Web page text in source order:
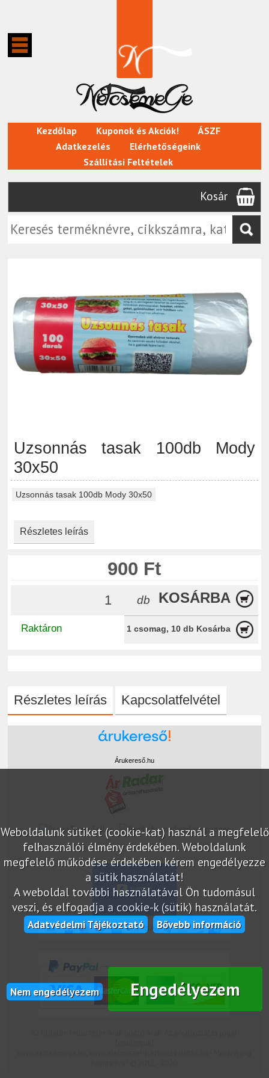
Kezdőlap Kuponok és Akciók!
ÁSZF
Adatkezelés
Elérhetőségeink
Szállítási Feltételek
Kosár
Uzsonnás tasak 100db Mody
30x50
Uzsonnás tasak 100db Mody 30x50
Részletes leírás
900 Ft
KOSÁRBA
db
1 csomag, 10 db Kosárba
Raktáron
Részletes leírás Kapcsolatfelvétel
Weboldalunk sütiket (cookie-kat) használ a megfelelő
felhasználói élmény érdekében. Weboldalunk
megfelelő működése érdekében kérem engedélyezze
a sütik használatát!
A weboldal további használatával Ön tudomásul
veszi, és elfogadja a cookie-k (sütik) használatát.
Adatvédelmi Tájékoztató Bővebb információ
Nem engedélyezem Engedélyezem
Árukereső.hu
marketplace partner